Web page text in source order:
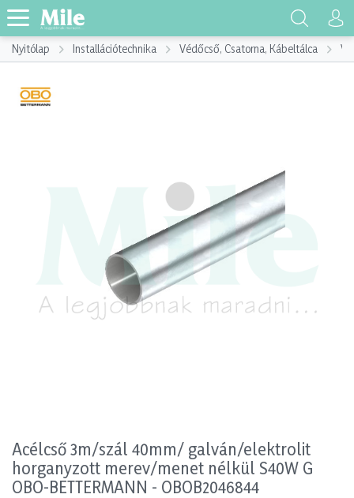
Nyitólap Installációtechnika Védőcső, Csatorna, Kábeltálca
Acélcső 3m/szál 40mm/ galván/elektrolit
horganyzott merev/menet nélkül S40W G
OBO-BETTERMANN - OBOB2046844